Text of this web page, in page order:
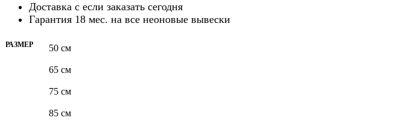
Доставка с если заказать сегодня
Гарантия 18 мес. на все неоновые вывески
РАЗМЕР 50 см
65 см
75 см
85 см